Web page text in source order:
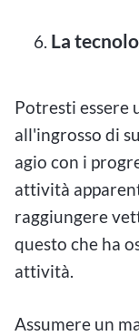
La
Potresti essere
all'ingrosso di
agio con i
attività
raggiungere
questo che ha
attività.
Assumere un